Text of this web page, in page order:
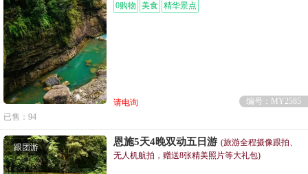
0购物
美食 精华景点
请电询
编号：MY2585
已售：94
跟团游 恩施5天4晚双动五日游 (旅游全程摄像跟拍、
无人机航拍，赠送8张精美照片等大礼包)